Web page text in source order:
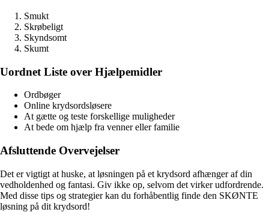
Smukt
Skrøbeligt
Skyndsomt
Skumt
Uordnet Liste over Hjælpemidler
Ordbøger
Online krydsordsløsere
At gætte og teste forskellige muligheder
At bede om hjælp fra venner eller familie
Afsluttende Overvejelser
Det er vigtigt at huske, at løsningen på et krydsord afhænger af din
vedholdenhed og fantasi. Giv ikke op, selvom det virker udfordrende.
Med disse tips og strategier kan du forhåbentlig finde den SKØNTE
løsning på dit krydsord!